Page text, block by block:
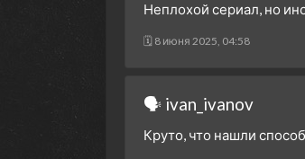
Неплохой сериал, но
🗓 8 июня 2025, 04:58
🗣 ivan_ivanov
Круто, что нашли